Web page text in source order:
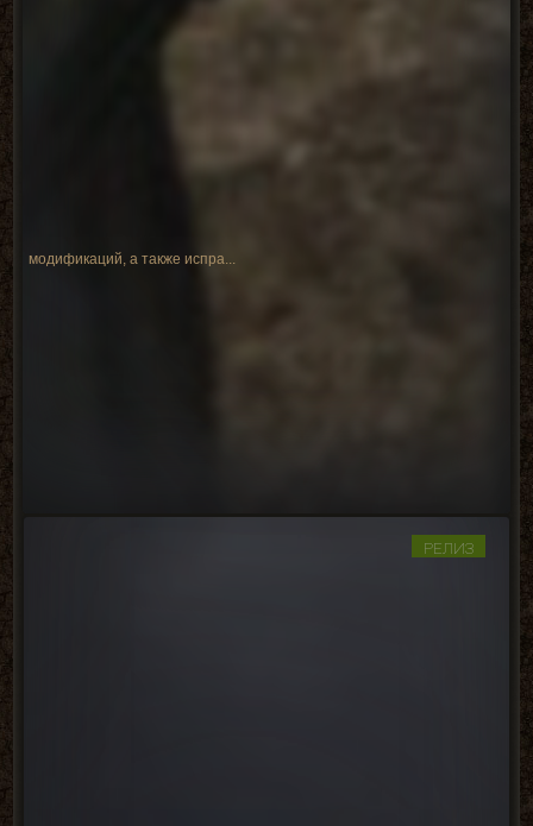
модификаций, а также испра...
РЕЛИЗ